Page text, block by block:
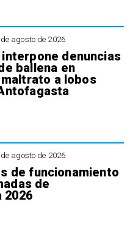
de agosto de 2026
denuncias
ballena en
a lobos
de agosto de 2026
de funcionamiento
de
2026